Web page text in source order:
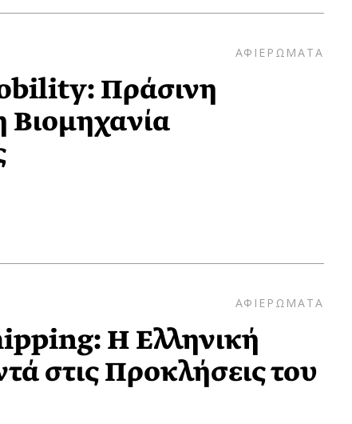
ΑΦΙΕΡΩΜΑΤΑ
Πράσινη
ΑΦΙΕΡΩΜΑΤΑ
Η Ελληνική
στις Προκλήσεις του